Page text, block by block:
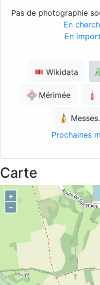
Pas de photographie
En
En
Wikidata
Mérimée
Prochaines
Carte
+
–